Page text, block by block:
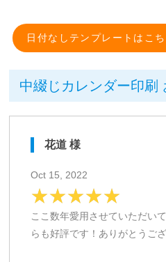
日付なしテンプレートはこち
中綴じカレンダー印刷
花道 様
Oct 15, 2022
ここ数年愛用させていただい
らも好評です！ありがとうご